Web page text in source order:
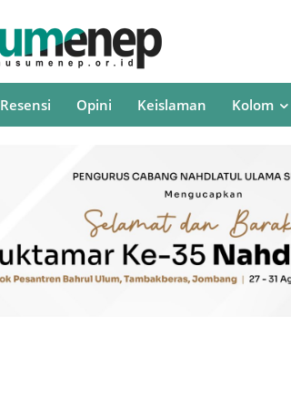
Resensi Opini Keislaman Kolom